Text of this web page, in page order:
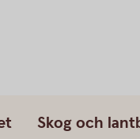
Skog och